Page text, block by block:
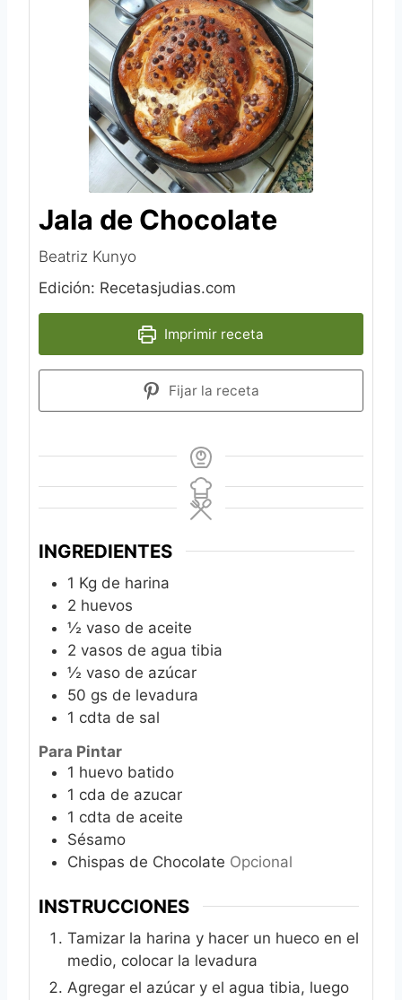
Jala de Chocolate
Beatriz Kunyo‎
Edición: Recetasjudias.com
Imprimir receta
Fijar la receta
INGREDIENTES
1 Kg de harina
2 huevos
½ vaso de aceite
2 vasos de agua tibia
½ vaso de azúcar
50 gs de levadura
1 cdta de sal
Para Pintar
1 huevo batido
1 cda de azucar
1 cdta de aceite
Sésamo
Chispas de Chocolate Opcional
INSTRUCCIONES
Tamizar la harina y hacer un hueco en el
medio, colocar la levadura
Agregar el azúcar y el agua tibia, luego